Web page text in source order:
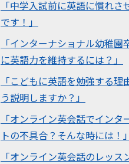
「中学入試前に英語に慣れさ
です！」
「インターナショナル幼稚園
に英語力を維持するには？」
「こどもに英語を勉強する理
う説明しますか？」
「オンライン英会話でインタ
トの不具合？そんな時には！」
「オンライン英会話のレッス